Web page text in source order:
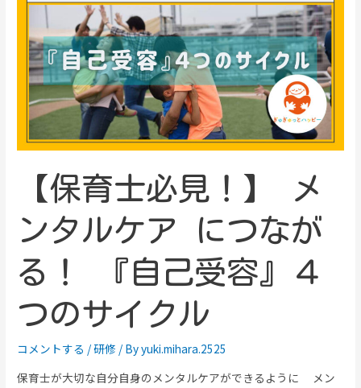
【保育士必見！】 メ
ンタルケア につなが
る！ 『自己受容』４
つのサイクル
コメントする /研修 / Byyuki.mihara.2525
保育士が大切な自分自身のメンタルケアができるように メン